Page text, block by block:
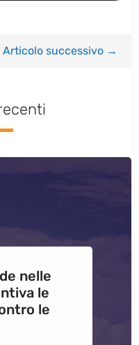
Articolo successivo→
nelle
le
le